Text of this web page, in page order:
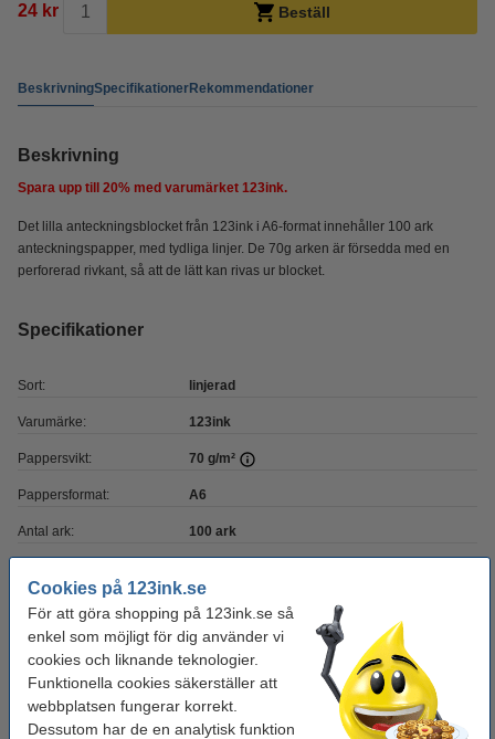
Cookies på 123ink.se
För att göra shopping på 123ink.se så
enkel som möjligt för dig använder vi
cookies och liknande teknologier.
Funktionella cookies säkerställer att
webbplatsen fungerar korrekt.
Dessutom har de en analytisk funktion
24 kr Beställ
BeskrivningSpecifikationerRekommendationer
Beskrivning
Spara upp till 20% med varumärket 123ink.
Det lilla anteckningsblocket från 123ink i A6-format innehåller 100 ark
anteckningspapper, med tydliga linjer. De 70g arken är försedda med en
perforerad rivkant, så att de lätt kan rivas ur blocket.
Specifikationer
Sort: linjerad
Varumärke: 123ink
Pappersvikt: 70 g/m²
Pappersformat: A6
Antal ark: 100 ark
Behöver du fler?
Köp10st för endast